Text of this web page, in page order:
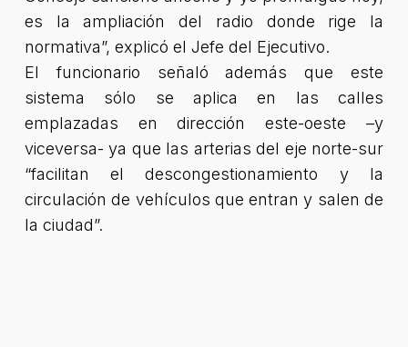
es la ampliación del radio donde rige la
normativa”, explicó el Jefe del Ejecutivo.
El funcionario señaló además que este
sistema sólo se aplica en las calles
emplazadas en dirección este-oeste –y
viceversa- ya que las arterias del eje norte-sur
“facilitan el descongestionamiento y la
circulación de vehículos que entran y salen de
la ciudad”.